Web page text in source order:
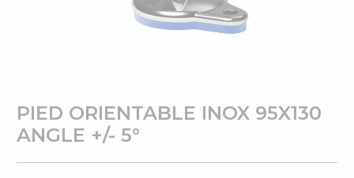
PIED ORIENTABLE INOX 95X130
ANGLE +/- 5°